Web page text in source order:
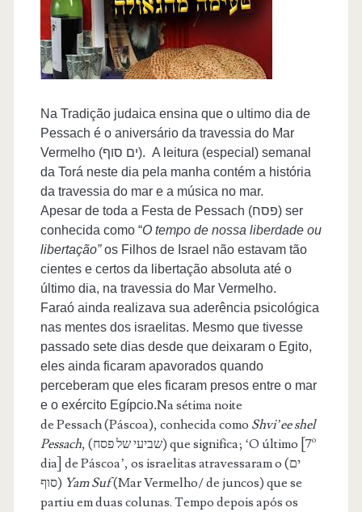
Na Tradição judaica ensina que o ultimo dia de
Pessach é o aniversário da travessia do Mar
Vermelho (ים סוף). A leitura (especial) semanal
da Torá neste dia pela manha contém a história
da travessia do mar e a música no mar.
Apesar de toda a Festa de Pessach (פסח) ser
conhecida como “O tempo de nossa liberdade ou
libertação”os Filhos de Israel não estavam tão
cientes e certos da libertação absoluta até o
último dia, na travessia do Mar Vermelho.
Faraó ainda realizava sua aderência psicológica
nas mentes dos israelitas. Mesmo que tivesse
passado sete dias desde que deixaram o Egito,
eles ainda ficaram apavorados quando
perceberam que eles ficaram presos entre o mar
e o exército Egípcio.Na sétima noite
de Pessach(Páscoa), conhecida como Shvi’ee shel
Pessach, (שביעי של פסח) que significa; ‘O último [7º
dia] de Páscoa’, os israelitas atravessaram o (ים
סוף) Yam Suf(Mar Vermelho/ de juncos) que se
partiu em duas colunas. Tempo depois após os